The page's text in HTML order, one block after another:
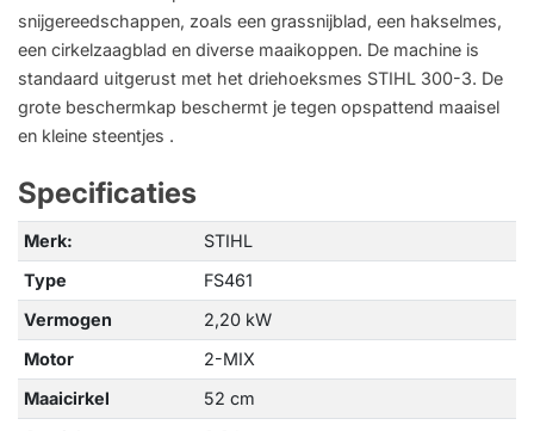
snijgereedschappen, zoals een grassnijblad, een hakselmes,
een cirkelzaagblad en diverse maaikoppen. De machine is
standaard uitgerust met het driehoeksmes STIHL 300-3. De
grote beschermkap beschermt je tegen opspattend maaisel
en kleine steentjes .
Specificaties
Merk:
STIHL
Type
FS461
Vermogen
2,20 kW
Motor
2-MIX
Maaicirkel
52 cm